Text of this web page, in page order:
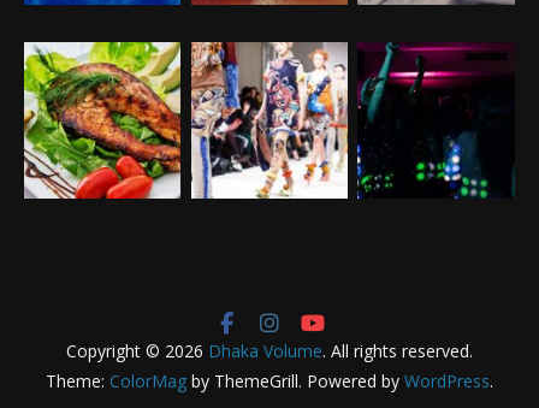
Copyright © 2026 Dhaka Volume. All rights reserved.
Theme: ColorMag by ThemeGrill. Powered by WordPress.